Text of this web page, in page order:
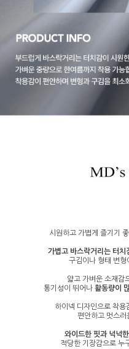
시원하고 가볍게 즐기기
가볍고 바스락거리는 터치
구김이나 형태 변
얇고 가벼운 소재감
통기성이 뛰어나 활동량이
하이넥 디자인으로 착
편안하고 멋스
와이드한 핏과 넉넉
적당한 기장감으로 누